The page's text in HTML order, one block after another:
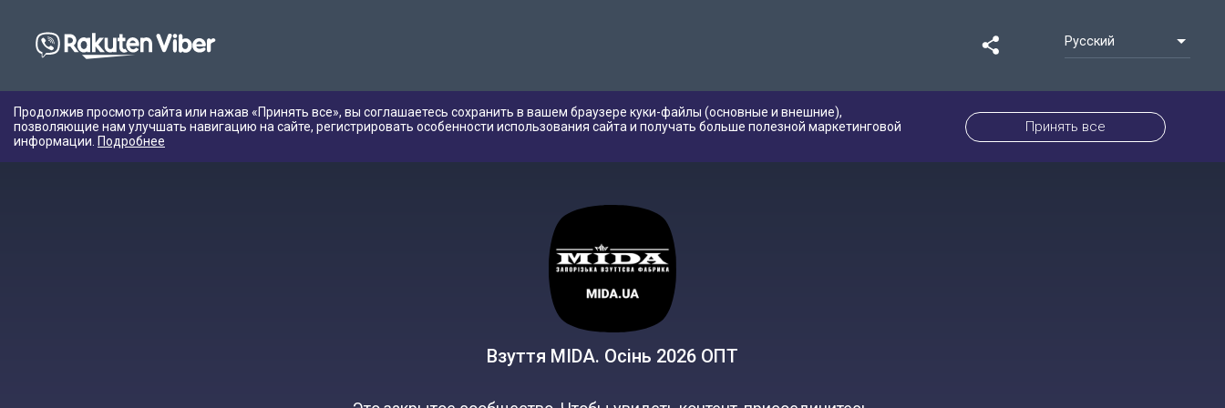
Русский
Продолжив просмотр сайта или нажав «Принять все», вы соглашаетесь сохранить в вашем браузере куки-файлы (основные и внешние),
позволяющие нам улучшать навигацию на сайте, регистрировать особенности использования сайта и получать больше полезной маркетинговой
информации. Подробнее
Принять все
Взуття MIDA. Осінь 2026 ОПТ